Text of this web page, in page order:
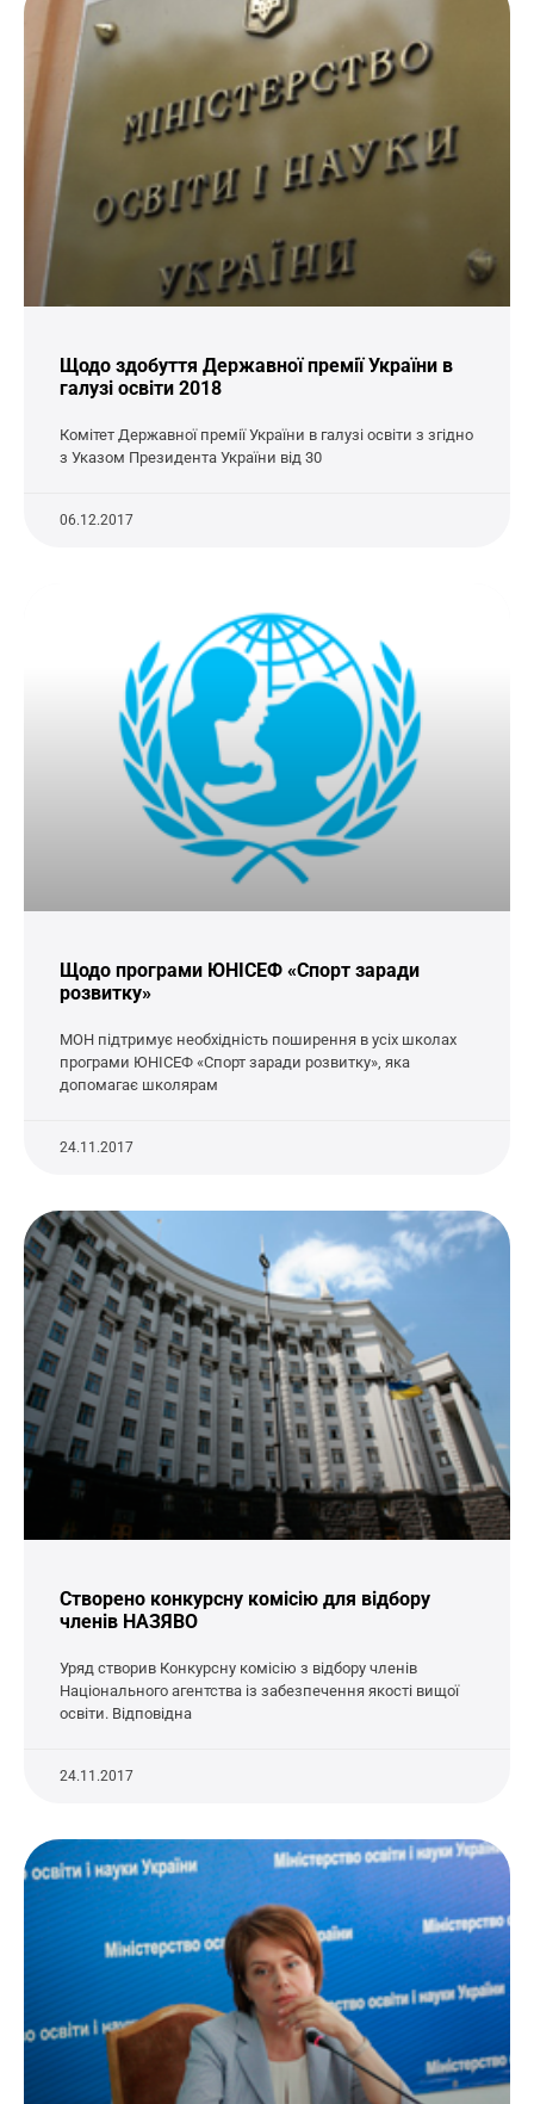
Щодо здобуття Державної премії України в
галузі освіти 2018
Комітет Державної премії України в галузі освіти з згідно
з Указом Президента України від 30
06.12.2017
Щодо програми ЮНІСЕФ «Спорт заради
розвитку»
МОН підтримує необхідність поширення в усіх школах
програми ЮНІСЕФ «Спорт заради розвитку», яка
допомагає школярам
24.11.2017
Створено конкурсну комісію для відбору
членів НАЗЯВО
Уряд створив Конкурсну комісію з відбору членів
Національного агентства із забезпечення якості вищої
освіти. Відповідна
24.11.2017